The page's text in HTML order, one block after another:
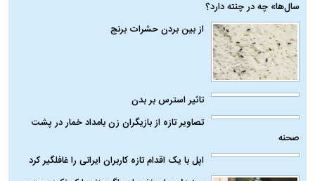
تصاویر تازه از بازیگران زن بامداد خمار در پشت
صحنه